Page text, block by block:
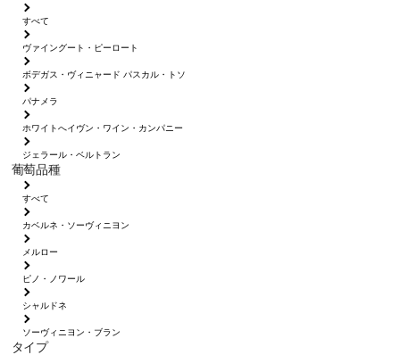
すべて
ヴァイングート・ピーロート
ボデガス・ヴィニャード パスカル・トソ
パナメラ
ホワイトへイヴン・ワイン・カンパニー
ジェラール・ベルトラン
葡萄品種
すべて
カベルネ・ソーヴィニヨン
メルロー
ピノ・ノワール
シャルドネ
ソーヴィニヨン・ブラン
タイプ